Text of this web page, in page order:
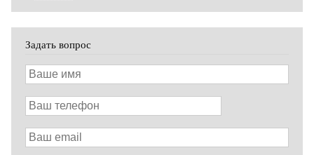
Задать вопрос
Ваше
имя
Ваш
телефон
Ваш
email